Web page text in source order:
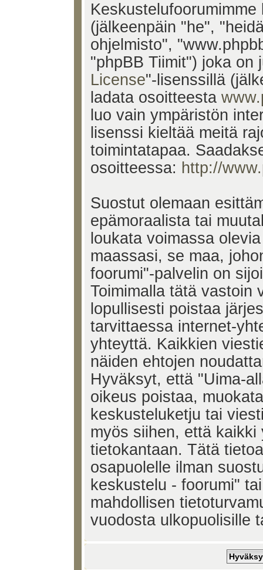
(jälkeenpäin "he",
ohjelmisto",
"phpBB Tiimit") joka on
License"-lisenssillä
ladata osoitteesta
luo vain ympäristön
lisenssi kieltää meitä
toimintatapaa.
osoitteessa: http://
Suostut olemaan
epämoraalista tai
loukata voimassa
maassasi, se maa,
foorumi"-palvelin on
Toimimalla tätä vastoin
lopullisesti poistaa
tarvittaessa internet-
yhteyttä. Kaikkien
näiden ehtojen
Hyväksyt, että "Uima-
oikeus poistaa,
keskusteluketju tai
myös siihen, että
tietokantaan. Tätä
osapuolelle ilman
keskustelu - foorumi"
mahdollisen
vuodosta ulkopuolisille